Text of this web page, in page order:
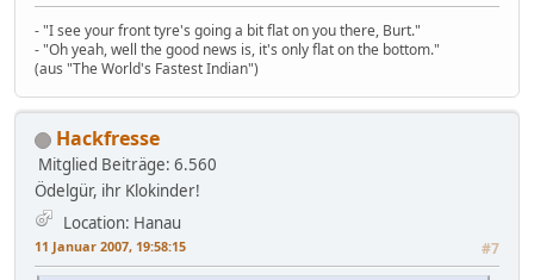
- "I see your front tyre's going a bit flat on you there, Burt."
- "Oh yeah, well the good news is, it's only flat on the bottom."
(aus "The World's Fastest Indian")
Hackfresse
Mitglied Beiträge: 6.560
Ödelgür, ihr Klokinder!
Location: Hanau
11 Januar 2007, 19:58:15 #7